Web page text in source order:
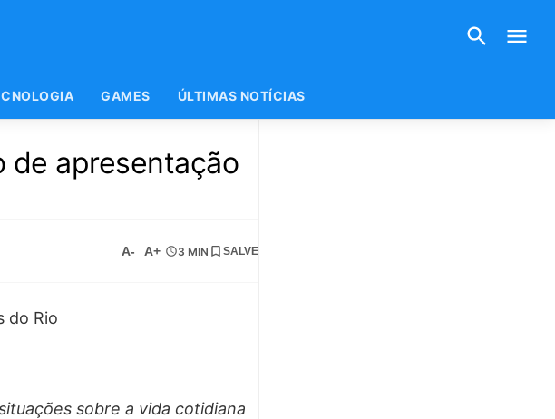
GAMES ÚLTIMAS NOTÍCIAS
de apresentação
A- A+ 3 MIN SALVE
sobre a vida cotidiana